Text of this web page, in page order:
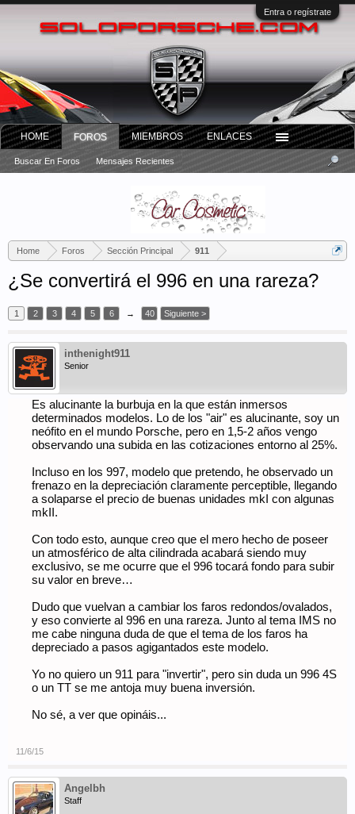
Entra o regístrate
Home Foros Sección Principal 911
¿Se convertirá el 996 en una rareza?
1 2 3 4 5 6 → 40 Siguiente >
inthenight911
Senior
Es alucinante la burbuja en la que están inmersos
determinados modelos. Lo de los "air" es alucinante, soy un
neófito en el mundo Porsche, pero en 1,5-2 años vengo
observando una subida en las cotizaciones entorno al 25%.
Incluso en los 997, modelo que pretendo, he observado un
frenazo en la depreciación claramente perceptible, llegando
a solaparse el precio de buenas unidades mkI con algunas
mkII.
Con todo esto, aunque creo que el mero hecho de poseer
un atmosférico de alta cilindrada acabará siendo muy
exclusivo, se me ocurre que el 996 tocará fondo para subir
su valor en breve…
Dudo que vuelvan a cambiar los faros redondos/ovalados,
y eso convierte al 996 en una rareza. Junto al tema IMS no
me cabe ninguna duda de que el tema de los faros ha
depreciado a pasos agigantados este modelo.
Yo no quiero un 911 para "invertir", pero sin duda un 996 4S
o un TT se me antoja muy buena inversión.
No sé, a ver que opináis...
11/6/15
Angelbh
Staff
HOME FOROS
Buscar En Foros Mensajes Recientes
MIEMBROS ENLACES